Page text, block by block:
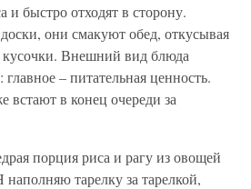
и быстро отходят в сторону.
они смакуют обед, откусывая
Внешний вид блюда
– питательная ценность.
в конец очереди за
порция риса и рагу из овощей
тарелку за тарелкой,